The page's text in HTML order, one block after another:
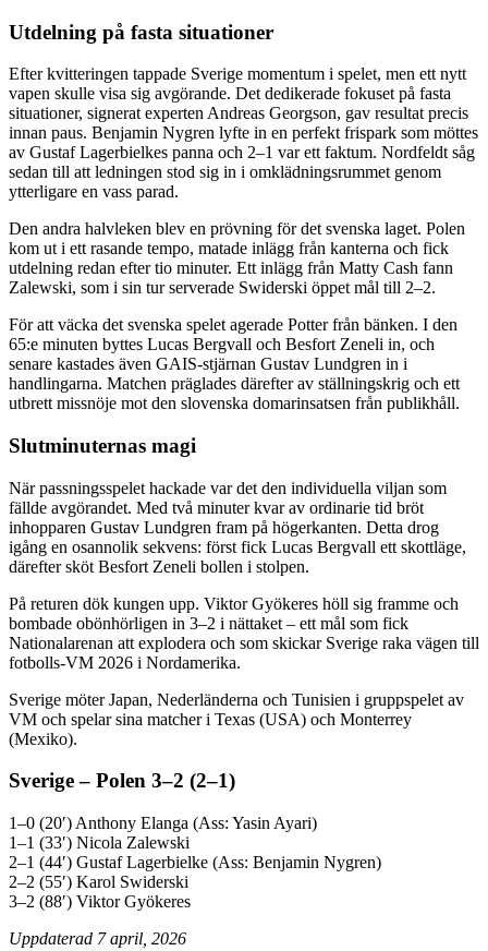
Utdelning på fasta situationer
Efter kvitteringen tappade Sverige momentum i spelet, men ett nytt
vapen skulle visa sig avgörande. Det dedikerade fokuset på fasta
situationer, signerat experten Andreas Georgson, gav resultat precis
innan paus. Benjamin Nygren lyfte in en perfekt frispark som möttes
av Gustaf Lagerbielkes panna och 2–1 var ett faktum. Nordfeldt såg
sedan till att ledningen stod sig in i omklädningsrummet genom
ytterligare en vass parad.
Den andra halvleken blev en prövning för det svenska laget. Polen
kom ut i ett rasande tempo, matade inlägg från kanterna och fick
utdelning redan efter tio minuter. Ett inlägg från Matty Cash fann
Zalewski, som i sin tur serverade Swiderski öppet mål till 2–2.
För att väcka det svenska spelet agerade Potter från bänken. I den
65:e minuten byttes Lucas Bergvall och Besfort Zeneli in, och
senare kastades även GAIS-stjärnan Gustav Lundgren in i
handlingarna. Matchen präglades därefter av ställningskrig och ett
utbrett missnöje mot den slovenska domarinsatsen från publikhåll.
Slutminuternas magi
När passningsspelet hackade var det den individuella viljan som
fällde avgörandet. Med två minuter kvar av ordinarie tid bröt
inhopparen Gustav Lundgren fram på högerkanten. Detta drog
igång en osannolik sekvens: först fick Lucas Bergvall ett skottläge,
därefter sköt Besfort Zeneli bollen i stolpen.
På returen dök kungen upp. Viktor Gyökeres höll sig framme och
bombade obönhörligen in 3–2 i nättaket – ett mål som fick
Nationalarenan att explodera och som skickar Sverige raka vägen till
fotbolls-VM 2026 i Nordamerika.
Sverige möter Japan, Nederländerna och Tunisien i gruppspelet av
VM och spelar sina matcher i Texas (USA) och Monterrey
(Mexiko).
Sverige – Polen 3–2 (2–1)
1–0 (20′) Anthony Elanga (Ass: Yasin Ayari)
1–1 (33′) Nicola Zalewski
2–1 (44′) Gustaf Lagerbielke (Ass: Benjamin Nygren)
2–2 (55′) Karol Swiderski
3–2 (88′) Viktor Gyökeres
Uppdaterad 7 april, 2026